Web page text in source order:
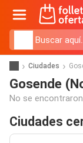
Ciudades
Gosende
No se
Ciudades